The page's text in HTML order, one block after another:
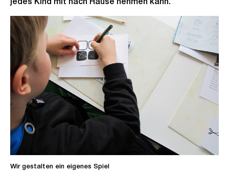
Wir gestalten ein eigenes Spiel